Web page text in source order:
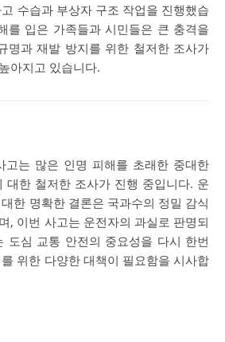
수습과 부상자 구조 작업을 진행했습
를 입은 가족들과 시민들은 큰 충격을
명과 재발 방지를 위한 철저한 조사가
아지고 있습니다.
고는 많은 인명 피해를 초래한 중대한
대한 철저한 조사가 진행 중입니다. 운
한 명확한 결론은 국과수의 정밀 감식
, 이번 사고는 운전자의 과실로 판명되
도심 교통 안전의 중요성을 다시 한번
위한 다양한 대책이 필요함을 시사합